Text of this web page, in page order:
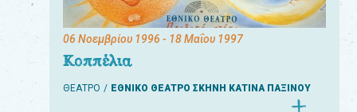
06 Νοεμβρίου 1996 - 18 Μαΐου 1997
Κοππέλια
ΘΕΑΤΡΟ ΕΘΝΙΚΟ ΘΕΑΤΡΟ ΣΚΗΝΗ ΚΑΤΙΝΑ ΠΑΞΙΝΟΥ